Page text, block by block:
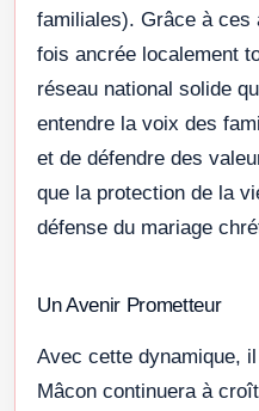
familiales). Grâce à
fois ancrée localement
réseau national solide
entendre la voix des
et de défendre des
que la protection de la
défense du mariage
Un Avenir Prometteur
Avec cette dynamique,
Mâcon continuera à